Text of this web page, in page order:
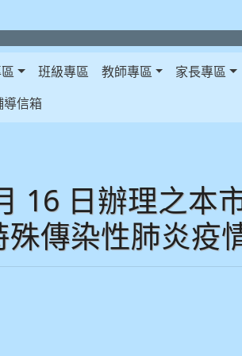
班級專區 教師專區 家長專區
導信箱
16 日辦理之本
傳染性肺炎疫